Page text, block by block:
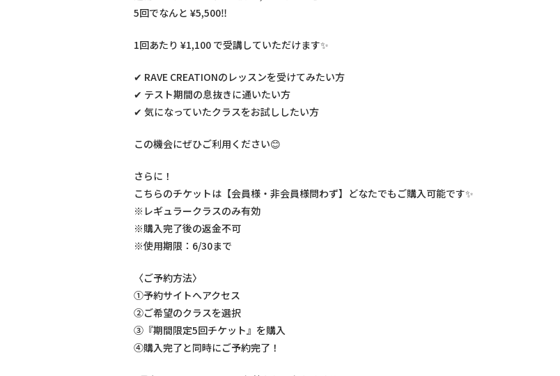
5回でなんと ¥5,500‼︎
1回あたり ¥1,100 で受講していただけます✨
✔︎ RAVE CREATIONのレッスンを受けてみたい方
✔︎ テスト期間の息抜きに通いたい方
✔︎ 気になっていたクラスをお試ししたい方
この機会にぜひご利用ください😊
さらに！
こちらのチケットは【会員様・非会員様問わず】どなたでもご購入可能です✨
※レギュラークラスのみ有効
※購入完了後の返金不可
※使用期限：6/30まで
〈ご予約方法〉
①予約サイトへアクセス
②ご希望のクラスを選択
③『期間限定5回チケット』を購入
④購入完了と同時にご予約完了！